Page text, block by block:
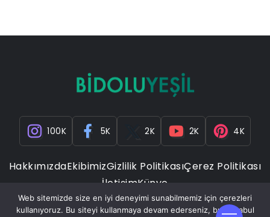
100K 5K 2K 2K 4K
HakkımızdaEkibimizGizlilik PolitikasıÇerez Politikası
İletişimKünye
Web sitemizde size en iyi deneyimi sunabilmemiz için çerezleri
kullanıyoruz. Bu siteyi kullanmaya devam ederseniz, bunu kabul